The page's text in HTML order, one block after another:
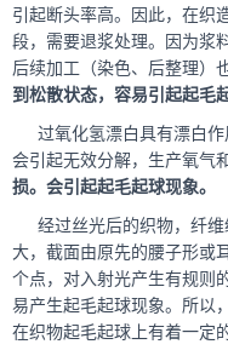
引起断头率高。因此，在织
段，需要退浆处理。因为浆
后续加工（染色、后整理）
到松散状态，容易引起起毛
过氧化氢漂白具有漂白作
会引起无效分解，生产氧气
损。会引起起毛起球现象。
经过丝光后的织物，纤维
大，截面由原先的腰子形或
个点，对入射光产生有规则
易产生起毛起球现象。所以
在织物起毛起球上有着一定